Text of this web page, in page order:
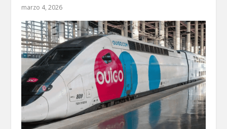
marzo 4, 2026